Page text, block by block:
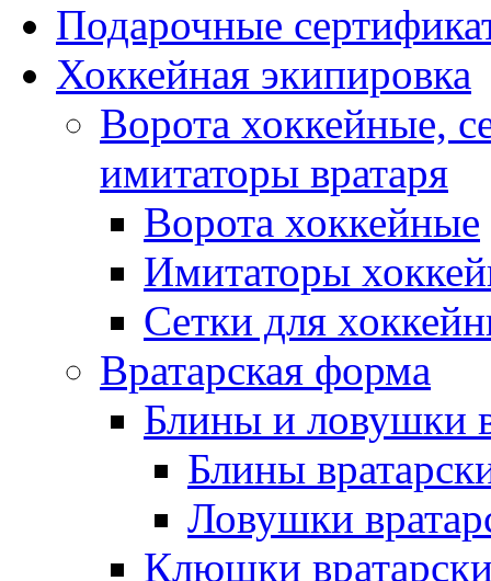
Подарочные
Хоккейная экипировка
Ворота хоккейные,
имитаторы вратаря
Ворота хоккейные
Имитаторы
Сетки для
Вратарская форма
Блины и ловушки
Блины
Ловушки
Клюшки